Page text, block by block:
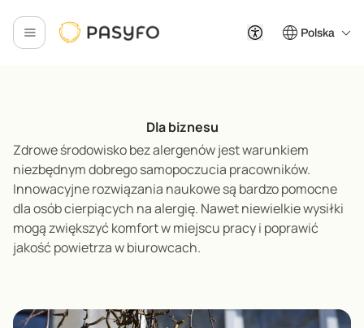
Polska
Dla biznesu
Zdrowe środowisko bez alergenów jest warunkiem
niezbędnym dobrego samopoczucia pracowników.
Innowacyjne rozwiązania naukowe są bardzo pomocne
dla osób cierpiących na alergię. Nawet niewielkie wysiłki
mogą zwiększyć komfort w miejscu pracy i poprawić
jakość powietrza w biurowcach.